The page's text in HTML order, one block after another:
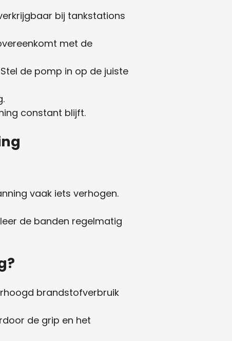
bij tankstations
met de
de pomp in op de juiste
constant blijft.
vaak iets verhogen.
de banden regelmatig
brandstofverbruik
de grip en het